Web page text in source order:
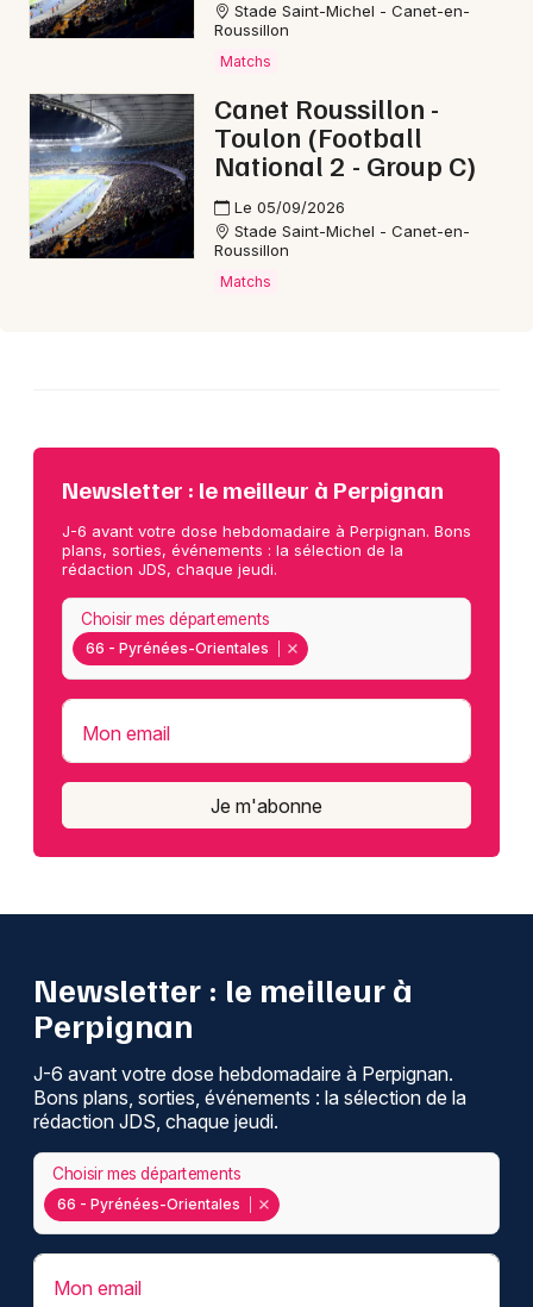
Stade Saint-Michel - Canet-en-
Roussillon
Matchs
Canet Roussillon -
Toulon (Football
National 2 - Group C)
Le 05/09/2026
Stade Saint-Michel - Canet-en-
Roussillon
Matchs
Newsletter : le meilleur à Perpignan
J-6 avant votre dose hebdomadaire à Perpignan. Bons
plans, sorties, événements : la sélection de la
rédaction JDS, chaque jeudi.
66 - Pyrénées-Orientales
Choisir mes départements
Mon email
Je m'abonne
Newsletter : le meilleur à
Perpignan
J-6 avant votre dose hebdomadaire à Perpignan.
Bons plans, sorties, événements : la sélection de la
rédaction JDS, chaque jeudi.
66 - Pyrénées-Orientales
Choisir mes départements
Mon email